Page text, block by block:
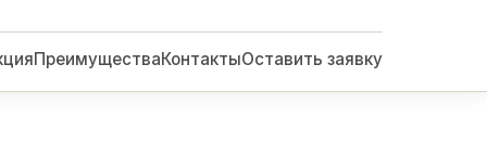
ПреимуществаКонтактыОставить заявку